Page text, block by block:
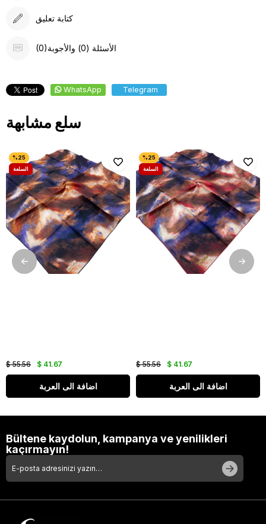
كتابة تعليق
(0)الأسئلة (0) والأجوبة
WhatsApp Telegram
سلع مشابهة
$ 41.67
$ 55.56
اضافة الى العربة
السلعة
كعرض
$ 41.67
$ 55.56
اضافة الى العربة
السلعة
كعرض
Bültene kaydolun, kampanya ve yenilikleri
kaçırmayın!